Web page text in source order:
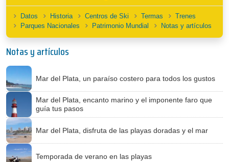
Datos Historia Centros de Ski Termas
Trenes
Parques Nacionales
Patrimonio Mundial Notas y artículos
Notas y artículos
Mar del Plata, un paraíso costero para todos los gustos
Mar del Plata, encanto marino y el imponente faro que
guía tus pasos
Mar del Plata, disfruta de las playas doradas y el mar
Temporada de verano en las playas